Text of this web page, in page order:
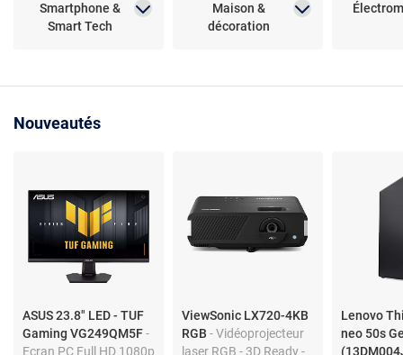
Smartphone &
Smart Tech
Maison &
décoration
Nouveautés
ASUS 23.8" LED - TUF
Gaming VG249QM5F-
Ecran PC Full HD 1080p
ViewSonic LX720-4KB
RGB- Vidéoprojecteur
laser RGB - 3D Ready -
Lenovo
neo 50s